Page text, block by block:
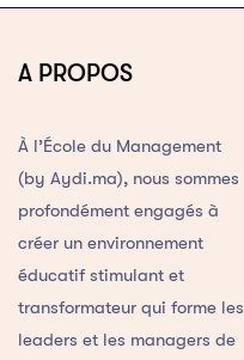
A PROPOS
À l’École du Management
(by Aydi.ma), nous sommes
profondément engagés à
créer un environnement
éducatif stimulant et
transformateur qui forme les
leaders et les managers de